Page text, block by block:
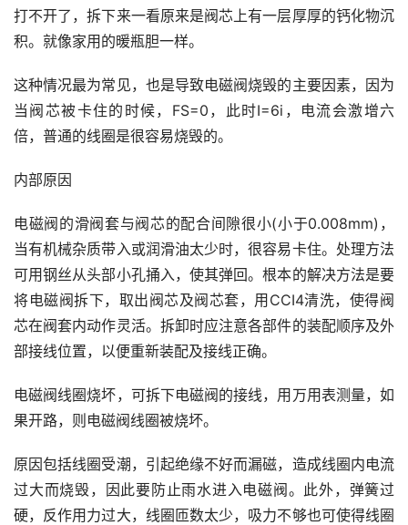
打不开了，拆下来一看原来是阀芯上有一层厚厚的钙化物沉
积。就像家用的暖瓶胆一样。
这种情况最为常见，也是导致电磁阀烧毁的主要因素，因为
当阀芯被卡住的时候，FS=0，此时I=6i，电流会激增六
倍，普通的线圈是很容易烧毁的。
内部原因
电磁阀的滑阀套与阀芯的配合间隙很小(小于0.008mm)，
当有机械杂质带入或润滑油太少时，很容易卡住。处理方法
可用钢丝从头部小孔捅入，使其弹回。根本的解决方法是要
将电磁阀拆下，取出阀芯及阀芯套，用CCI4清洗，使得阀
芯在阀套内动作灵活。拆卸时应注意各部件的装配顺序及外
部接线位置，以便重新装配及接线正确。
电磁阀线圈烧坏，可拆下电磁阀的接线，用万用表测量，如
果开路，则电磁阀线圈被烧坏。
原因包括线圈受潮，引起绝缘不好而漏磁，造成线圈内电流
过大而烧毁，因此要防止雨水进入电磁阀。此外，弹簧过
硬，反作用力过大，线圈匝数太少，吸力不够也可使得线圈